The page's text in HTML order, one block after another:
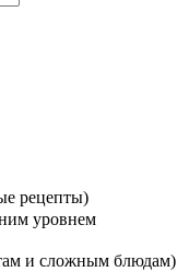
рецепты)
уровнем
и сложным блюдам)